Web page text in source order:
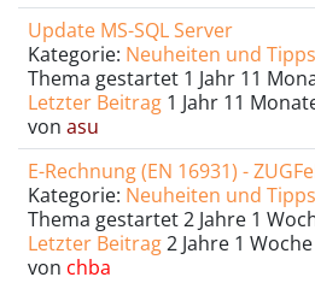
Update MS-SQL Server
Kategorie: Neuheiten und
Thema gestartet 1 Jahr 11
Letzter Beitrag 1 Jahr 11
von asu
E-Rechnung (EN 16931) -
Kategorie: Neuheiten und
Thema gestartet 2 Jahre 1
Letzter Beitrag2 Jahre 1
von chba